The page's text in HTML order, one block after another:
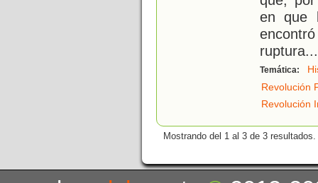
en que
ruptura...
Temática:
Revolución
Revolución
Mostrando del 1 al 3 de 3 resultados.